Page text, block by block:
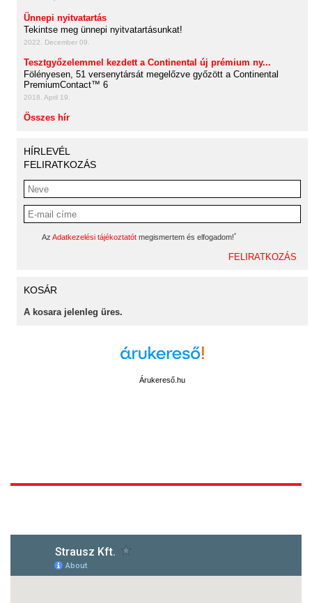
Ünnepi nyitvatartás
Tekintse meg ünnepi nyitvatartásunkat!
2022. December 09.
Tesztgyőzelemmel kezdett a Continental új prémium ny...
Fölényesen, 51 versenytársát megelőzve győzött a Continental
PremiumContact™ 6
2018. April 19.
Összes hír
HÍRLEVÉL
FELIRATKOZÁS
Az Adatkezelési tájékoztatót megismertem és elfogadom!*
KOSÁR
A kosara jelenleg üres.
Árukereső.hu